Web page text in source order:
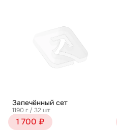
Запечённый сет
1190 г / 32 шт
1 700 ₽